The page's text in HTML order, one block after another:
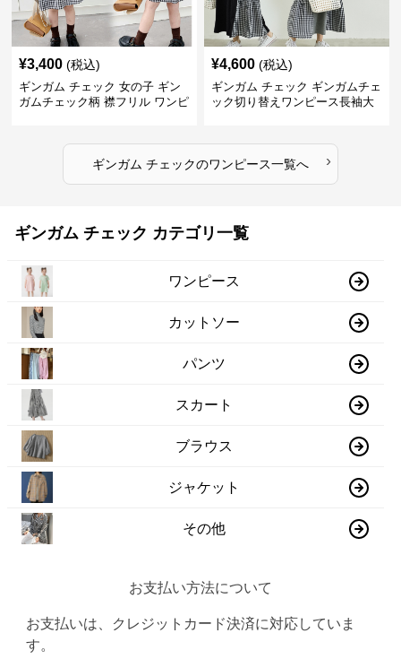
¥3,400 (税込)
ギンガム チェック 女の子 ギン
ガムチェック柄 襟フリル ワンピ
¥4,600 (税込)
ギンガム チェック ギンガムチェ
ック切り替えワンピース長袖大
ギンガム チェックのワンピース一覧へ ›
ギンガム チェック カテゴリ一覧
ワンピース
カットソー
パンツ
スカート
ブラウス
ジャケット
その他
お支払い方法について
お支払いは、クレジットカード決済に対応していま
す。